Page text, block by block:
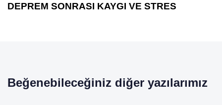
DEPREM SONRASI KAYGI VE STRES
Beğenebileceğiniz diğer yazılarımız